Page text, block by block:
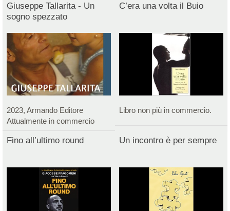
Giuseppe Tallarita - Un
sogno spezzato
2023, Armando Editore
Attualmente in commercio
C’era una volta il Buio
Libro non più in commercio.
Fino all’ultimo round Un incontro è per sempre